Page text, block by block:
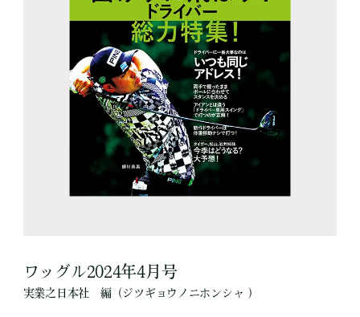
ワッグル2024年4月号
実業之日本社 編（ジツギョウノニホンシャ ）